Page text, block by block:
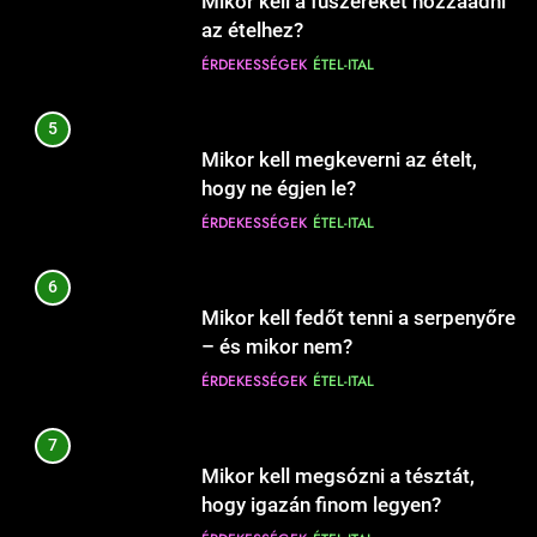
Babanevek kiválasztása: tippek és
szempontok a döntéshez
CSALÁD-GYEREK-KAPCSOLATOK
10
Hogyan válassz keresztnevet?
CSALÁD-GYEREK-KAPCSOLATOK
11
Hogyan védjük meg otthonunkat
az ágyi poloskáktól?
12
Hová illik húzni a karikagyűrűt:
jobb vagy bal kézre?
az ételhez?
ÉRDEKESSÉGEK ÉTEL-ITAL
5
Mikor kell megkeverni az ételt,
hogy ne égjen le?
ÉRDEKESSÉGEK ÉTEL-ITAL
6
Mikor kell fedőt tenni a serpenyőre
– és mikor nem?
ÉRDEKESSÉGEK ÉTEL-ITAL
7
Mikor kell megsózni a tésztát,
hogy igazán finom legyen?
fogyókúrát?
EGÉSZSÉG ÉLETMÓD
fordulni?
EGÉSZSÉG ÉRDEKESSÉGEK
Mit jelent a magas vérnyomás?
EGÉSZSÉG ÉRDEKESSÉGEK
Mit jelent az alacsony vas?
EGÉSZSÉG ÉRDEKESSÉGEK